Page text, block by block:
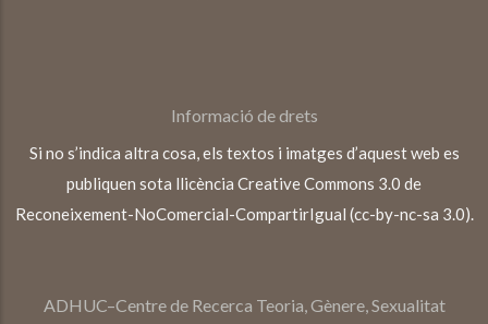
Informació de drets
Si no s’indica altra cosa, els textos i imatges d’aquest web es
publiquen sota llicència Creative Commons 3.0 de
Reconeixement-NoComercial-CompartirIgual (cc-by-nc-sa 3.0).
ADHUC–Centre de Recerca Teoria, Gènere, Sexualitat